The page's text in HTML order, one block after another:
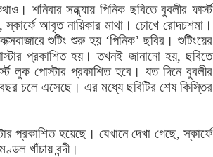
শনিবার সন্ধ্যায় পিনিক ছবিতে বুবলীর ফার্স্ট
আবৃত নায়িকার মাথা। চোখে রোদচশমা।
শুটিং শুরু হয় ‘পিনিক’ ছবির। শুটিংয়ের
প্রকাশিত হয়। তখনই জানানো হয়, ছবিতে
লুক পোস্টার প্রকাশিত হবে। যত দিনে বুবলীর
চলে এসেছে। এর মধ্যে ছবিটির শেষ কিস্তির
প্রকাশিত হয়েছে। যেখানে দেখা গেছে, স্কার্ফে
খাঁচায় বন্দী।